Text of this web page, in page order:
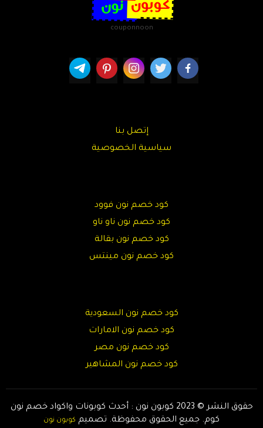
couponnoon
إتصل بنا
سياسية الخصوصية
كود خصم نون فوود
كود خصم نون ناو ناو
كود خصم نون بقالة
كود خصم نون مينتس
كود خصم نون السعودية
كود خصم نون الامارات
كود خصم نون مصر
كود خصم نون المشاهير
حقوق النشر © 2023 كوبون نون : أحدث كوبونات واكواد خصم نون
كوم. جميع الحقوق محفوظة. تصميم كوبون نون